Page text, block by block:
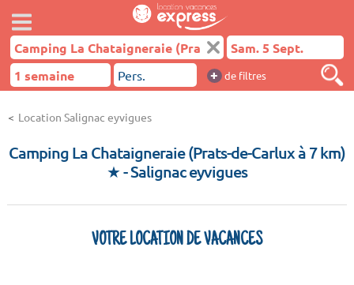
+ de filtres
Location Salignac eyvigues
Camping La Chataigneraie (Prats-de-Carlux à 7 km)
★- Salignac eyvigues
VOTRE LOCATION DE VACANCES